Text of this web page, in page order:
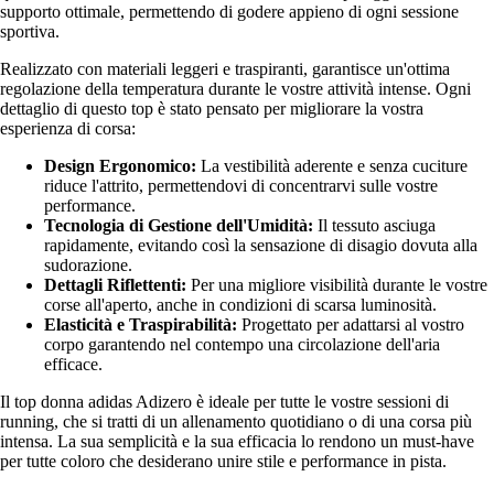
supporto ottimale, permettendo di godere appieno di ogni sessione
sportiva.
Realizzato con materiali leggeri e traspiranti, garantisce un'ottima
regolazione della temperatura durante le vostre attività intense. Ogni
dettaglio di questo top è stato pensato per migliorare la vostra
esperienza di corsa:
Design Ergonomico: La vestibilità aderente e senza cuciture
riduce l'attrito, permettendovi di concentrarvi sulle vostre
performance.
Tecnologia di Gestione dell'Umidità: Il tessuto asciuga
rapidamente, evitando così la sensazione di disagio dovuta alla
sudorazione.
Dettagli Riflettenti: Per una migliore visibilità durante le vostre
corse all'aperto, anche in condizioni di scarsa luminosità.
Elasticità e Traspirabilità: Progettato per adattarsi al vostro
corpo garantendo nel contempo una circolazione dell'aria
efficace.
Il top donna adidas Adizero è ideale per tutte le vostre sessioni di
running, che si tratti di un allenamento quotidiano o di una corsa più
intensa. La sua semplicità e la sua efficacia lo rendono un must-have
per tutte coloro che desiderano unire stile e performance in pista.